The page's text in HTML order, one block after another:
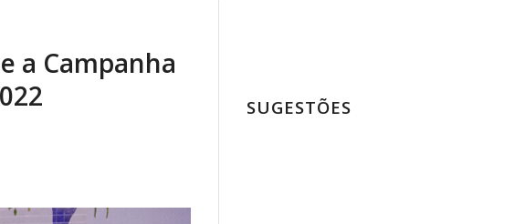
a Campanha
SUGESTÕES